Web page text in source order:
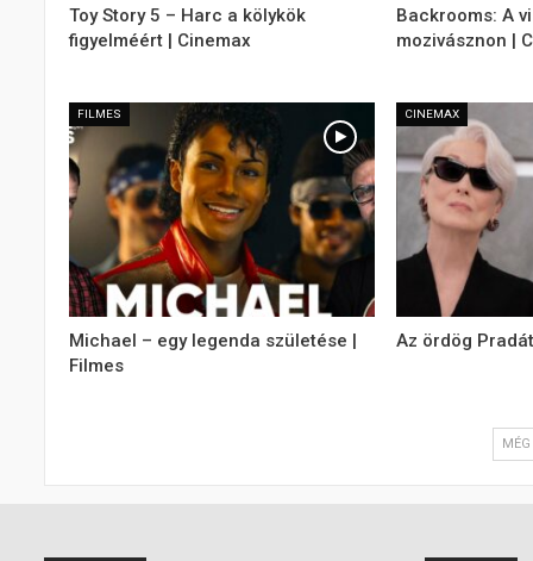
Toy Story 5 – Harc a kölykök
figyelméért | Cinemax
Backrooms: A
mozivásznon |
FILMES
Michael – egy legenda születése |
Filmes
CINEMAX
Az ördög